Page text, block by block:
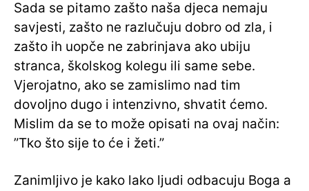
Sada se pitamo zašto naša djeca nemaju
savjesti, zašto ne razlučuju dobro od zla, i
zašto ih uopče ne zabrinjava ako ubiju
stranca, školskog kolegu ili same sebe.
Vjerojatno, ako se zamislimo nad tim
dovoljno dugo i intenzivno, shvatit ćemo.
Mislim da se to može opisati na ovaj način:
”Tko što sije to će i žeti.”
Zanimljivo je kako lako ljudi odbacuju Boga a